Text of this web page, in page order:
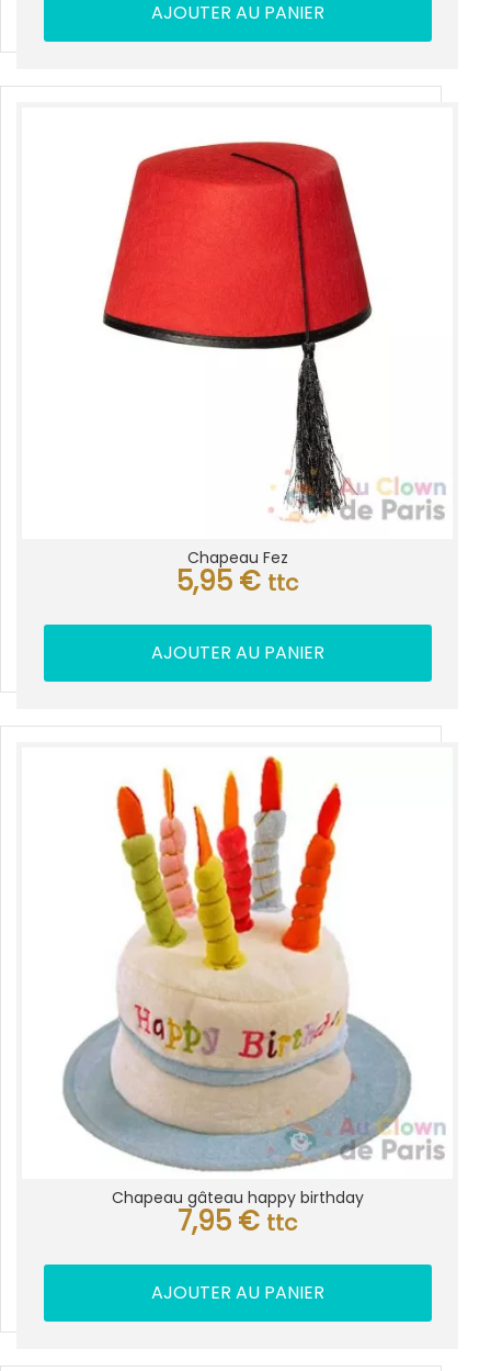
AJOUTER AU PANIER
Chapeau Fez
5,95 € ttc
AJOUTER AU PANIER
Chapeau gâteau happy birthday
7,95 € ttc
AJOUTER AU PANIER